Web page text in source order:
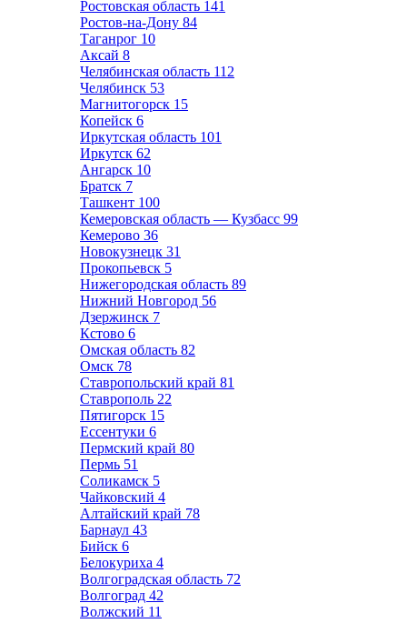
Ростовская область 141
Ростов-на-Дону 84
Таганрог 10
Аксай 8
Челябинская область 112
Челябинск 53
Магнитогорск 15
Копейск 6
Иркутская область 101
Иркутск 62
Ангарск 10
Братск 7
Ташкент 100
Кемеровская область — Кузбасс 99
Кемерово 36
Новокузнецк 31
Прокопьевск 5
Нижегородская область 89
Нижний Новгород 56
Дзержинск 7
Кстово 6
Омская область 82
Омск 78
Ставропольский край 81
Ставрополь 22
Пятигорск 15
Ессентуки 6
Пермский край 80
Пермь 51
Соликамск 5
Чайковский 4
Алтайский край 78
Барнаул 43
Бийск 6
Белокуриха 4
Волгоградская область 72
Волгоград 42
Волжский 11